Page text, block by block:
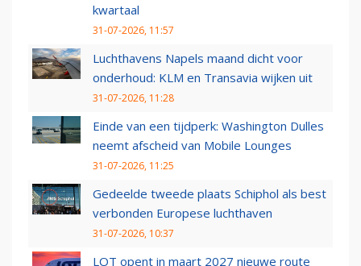
kwartaal
31-07-2026, 11:57
Luchthavens Napels maand dicht voor
onderhoud: KLM en Transavia wijken uit
31-07-2026, 11:28
Einde van een tijdperk: Washington Dulles
neemt afscheid van Mobile Lounges
31-07-2026, 11:25
Gedeelde tweede plaats Schiphol als best
verbonden Europese luchthaven
31-07-2026, 10:37
LOT opent in maart 2027 nieuwe route